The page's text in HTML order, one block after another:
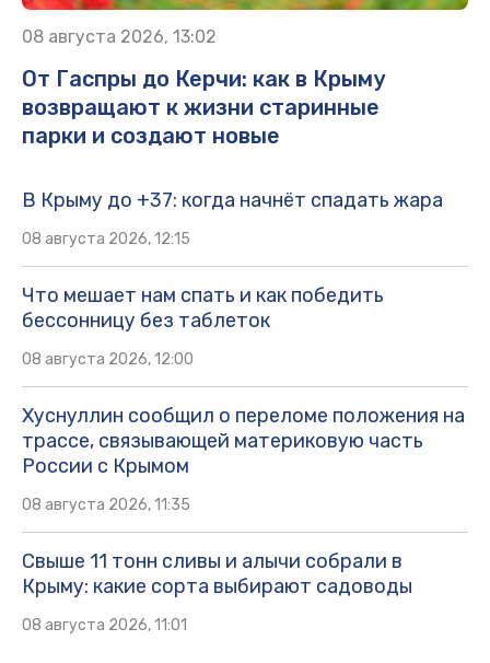
08 августа 2026, 13:02
От Гаспры до Керчи: как в Крыму
возвращают к жизни старинные
парки и создают новые
В Крыму до +37: когда начнёт спадать жара
08 августа 2026, 12:15
Что мешает нам спать и как победить
бессонницу без таблеток
08 августа 2026, 12:00
Хуснуллин сообщил о переломе положения на
трассе, связывающей материковую часть
России с Крымом
08 августа 2026, 11:35
Свыше 11 тонн сливы и алычи собрали в
Крыму: какие сорта выбирают садоводы
08 августа 2026, 11:01